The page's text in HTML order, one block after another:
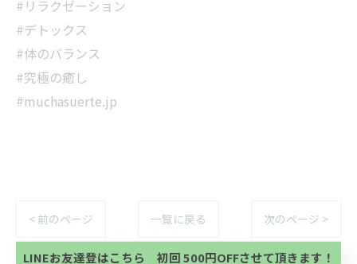
#リラクゼーション
#デトックス
#体のバランス
#究極の癒し
#muchasuerte.jp
< 前のページ 一覧に戻る 次のページ >
当サロンの公式LINE@にお友達登録頂いたお客様は
初回 500円OFFさせて頂きます。 既に 追加済の
方、不必要な方 お手数ですが、✖印でお閉じ下さ
方、不必要な方 お手数ですが、✖印でお閉じ下さ
い。
LINEお友達登はこちら 初回 500円OFFさせて頂きます！